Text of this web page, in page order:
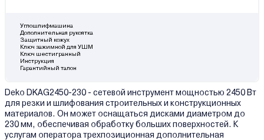
Углошлифмашина
Дополнительная рукоятка
Защитный кожух
Ключ зажимной для УШМ
Ключ шестигранный
Инструкция
Гарантийный талон
Deko DKAG2450-230 - сетевой инструмент мощностью 2450 Вт
для резки и шлифования строительных и конструкционных
материалов. Он может оснащаться дисками диаметром до
230 мм, обеспечивая обработку больших поверхностей. К
услугам оператора трехпозиционная дополнительная